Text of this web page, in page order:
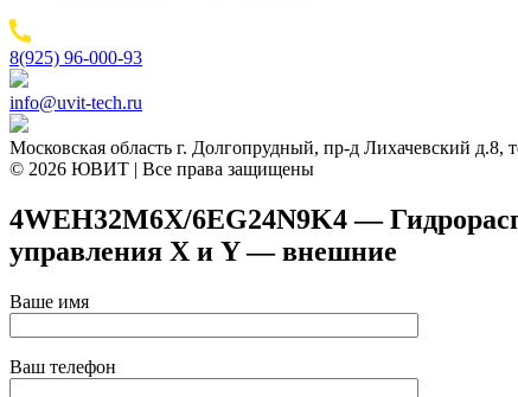
8(925) 96-000-93
info@uvit-tech.ru
Московская область г. Долгопрудный, пр-д Лихачевский д.8,
© 2026 ЮВИТ | Все права защищены
4WEH32M6X/6EG24N9K4 —
управления X и Y — внешние
Ваше имя
Ваш телефон